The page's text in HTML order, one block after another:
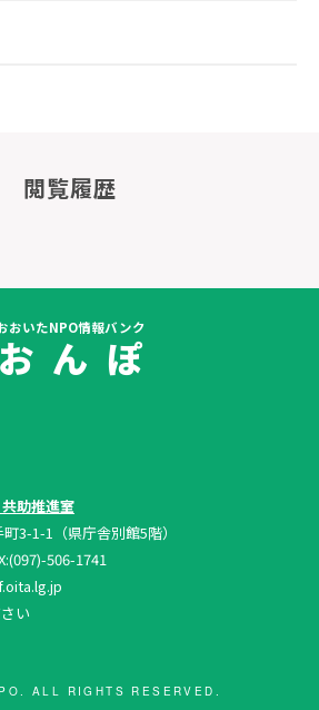
閲覧履歴
おいたNPO情報バンク
お ん ぽ
助推進室
3-1-1（県庁舎別館5階）
506-1741
い
ALL RIGHTS RESERVED.